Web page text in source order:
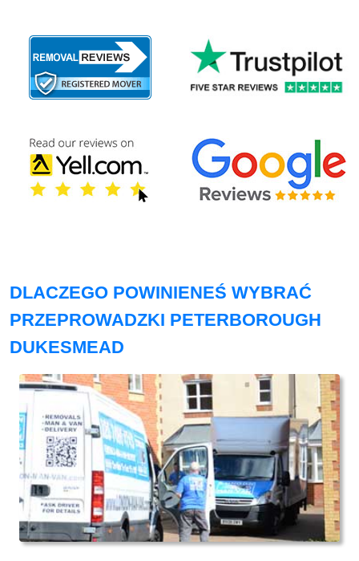
DLACZEGO POWINIENEŚ WYBRAĆ
PRZEPROWADZKI PETERBOROUGH
DUKESMEAD